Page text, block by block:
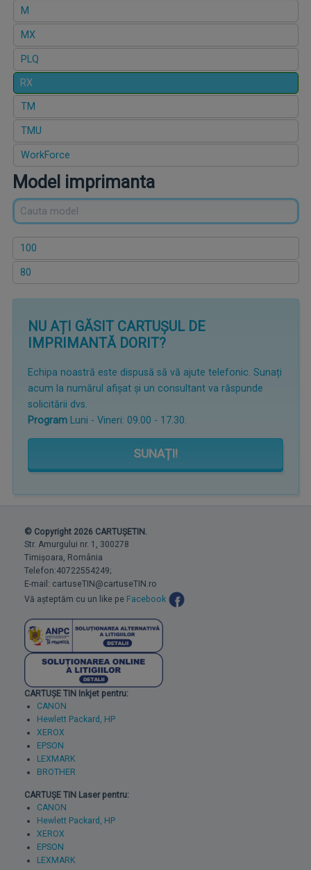
M
MX
PLQ
RX
TM
TMU
WorkForce
Model imprimanta
100
80
NU AȚI GĂSIT CARTUȘUL DE
IMPRIMANTĂ DORIT?
Echipa noastră este dispusă să vă ajute telefonic. Sunați
acum la numărul afișat și un consultant va răspunde
solicitării dvs.
Program Luni - Vineri: 09.00 - 17.30.
SUNAȚI!
© Copyright 2026 CARTUȘETIN.
Str. Amurgului nr. 1, 300278
Timișoara, România
Telefon:40722554249;
E-mail: cartuseTIN@cartuseTIN.ro
Vă așteptăm cu un like pe Facebook
CARTUȘE TIN Inkjet pentru:
CANON
Hewlett Packard, HP
XEROX
EPSON
LEXMARK
BROTHER
CARTUȘE TIN Laser pentru:
CANON
Hewlett Packard, HP
XEROX
EPSON
LEXMARK